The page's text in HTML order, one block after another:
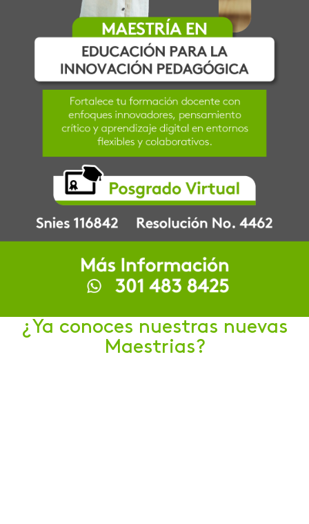
SNIES:
108417
NIVEL ACADÉMICO:
Maestría
MODALIDAD:
Virtual
¿Ya conoces nuestras nuevas
Maestrias?